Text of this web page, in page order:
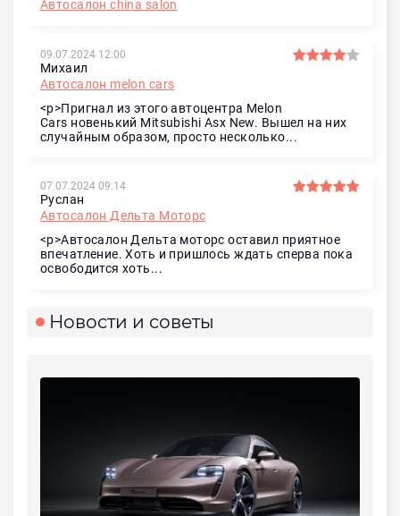
Автосалон china salon
09.07.2024 12:00
Михаил
Автосалон melon cars
<p>Пригнал из этого автоцентра Melon
Cars новенький Mitsubishi Asx New. Вышел на них
случайным образом, просто несколько...
07.07.2024 09:14
Руслан
Автосалон Дельта Моторс
<p>Автосалон Дельта моторс оставил приятное
впечатление. Хоть и пришлось ждать сперва пока
освободится хоть...
Новости и советы